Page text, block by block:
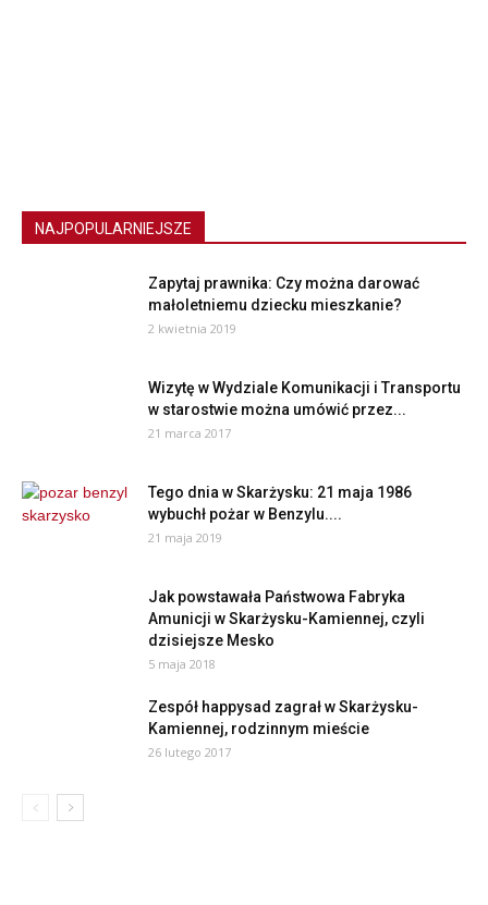
NAJPOPULARNIEJSZE
Zapytaj prawnika: Czy można darować
małoletniemu dziecku mieszkanie?
2 kwietnia 2019
Wizytę w Wydziale Komunikacji i Transportu
w starostwie można umówić przez...
21 marca 2017
Tego dnia w Skarżysku: 21 maja 1986
wybuchł pożar w Benzylu....
21 maja 2019
Jak powstawała Państwowa Fabryka
Amunicji w Skarżysku-Kamiennej, czyli
dzisiejsze Mesko
5 maja 2018
Zespół happysad zagrał w Skarżysku-
Kamiennej, rodzinnym mieście
26 lutego 2017